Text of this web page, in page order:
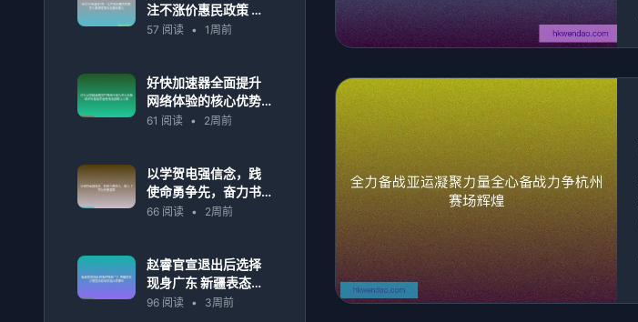
注不涨价惠民政策 深
入解读背后的发展与
57 阅读 • 1周前
好快加速器全面提升
网络体验的核心优势
解析与智能安全稳定
61 阅读 • 2周前
以学贺电强信念，践
使命勇争先，奋力书
写时代新篇章
66 阅读 • 2周前
赵睿官宣退出后选择
现身广东 新疆表态并
回应此前与球迷冲突
96 阅读 • 3周前